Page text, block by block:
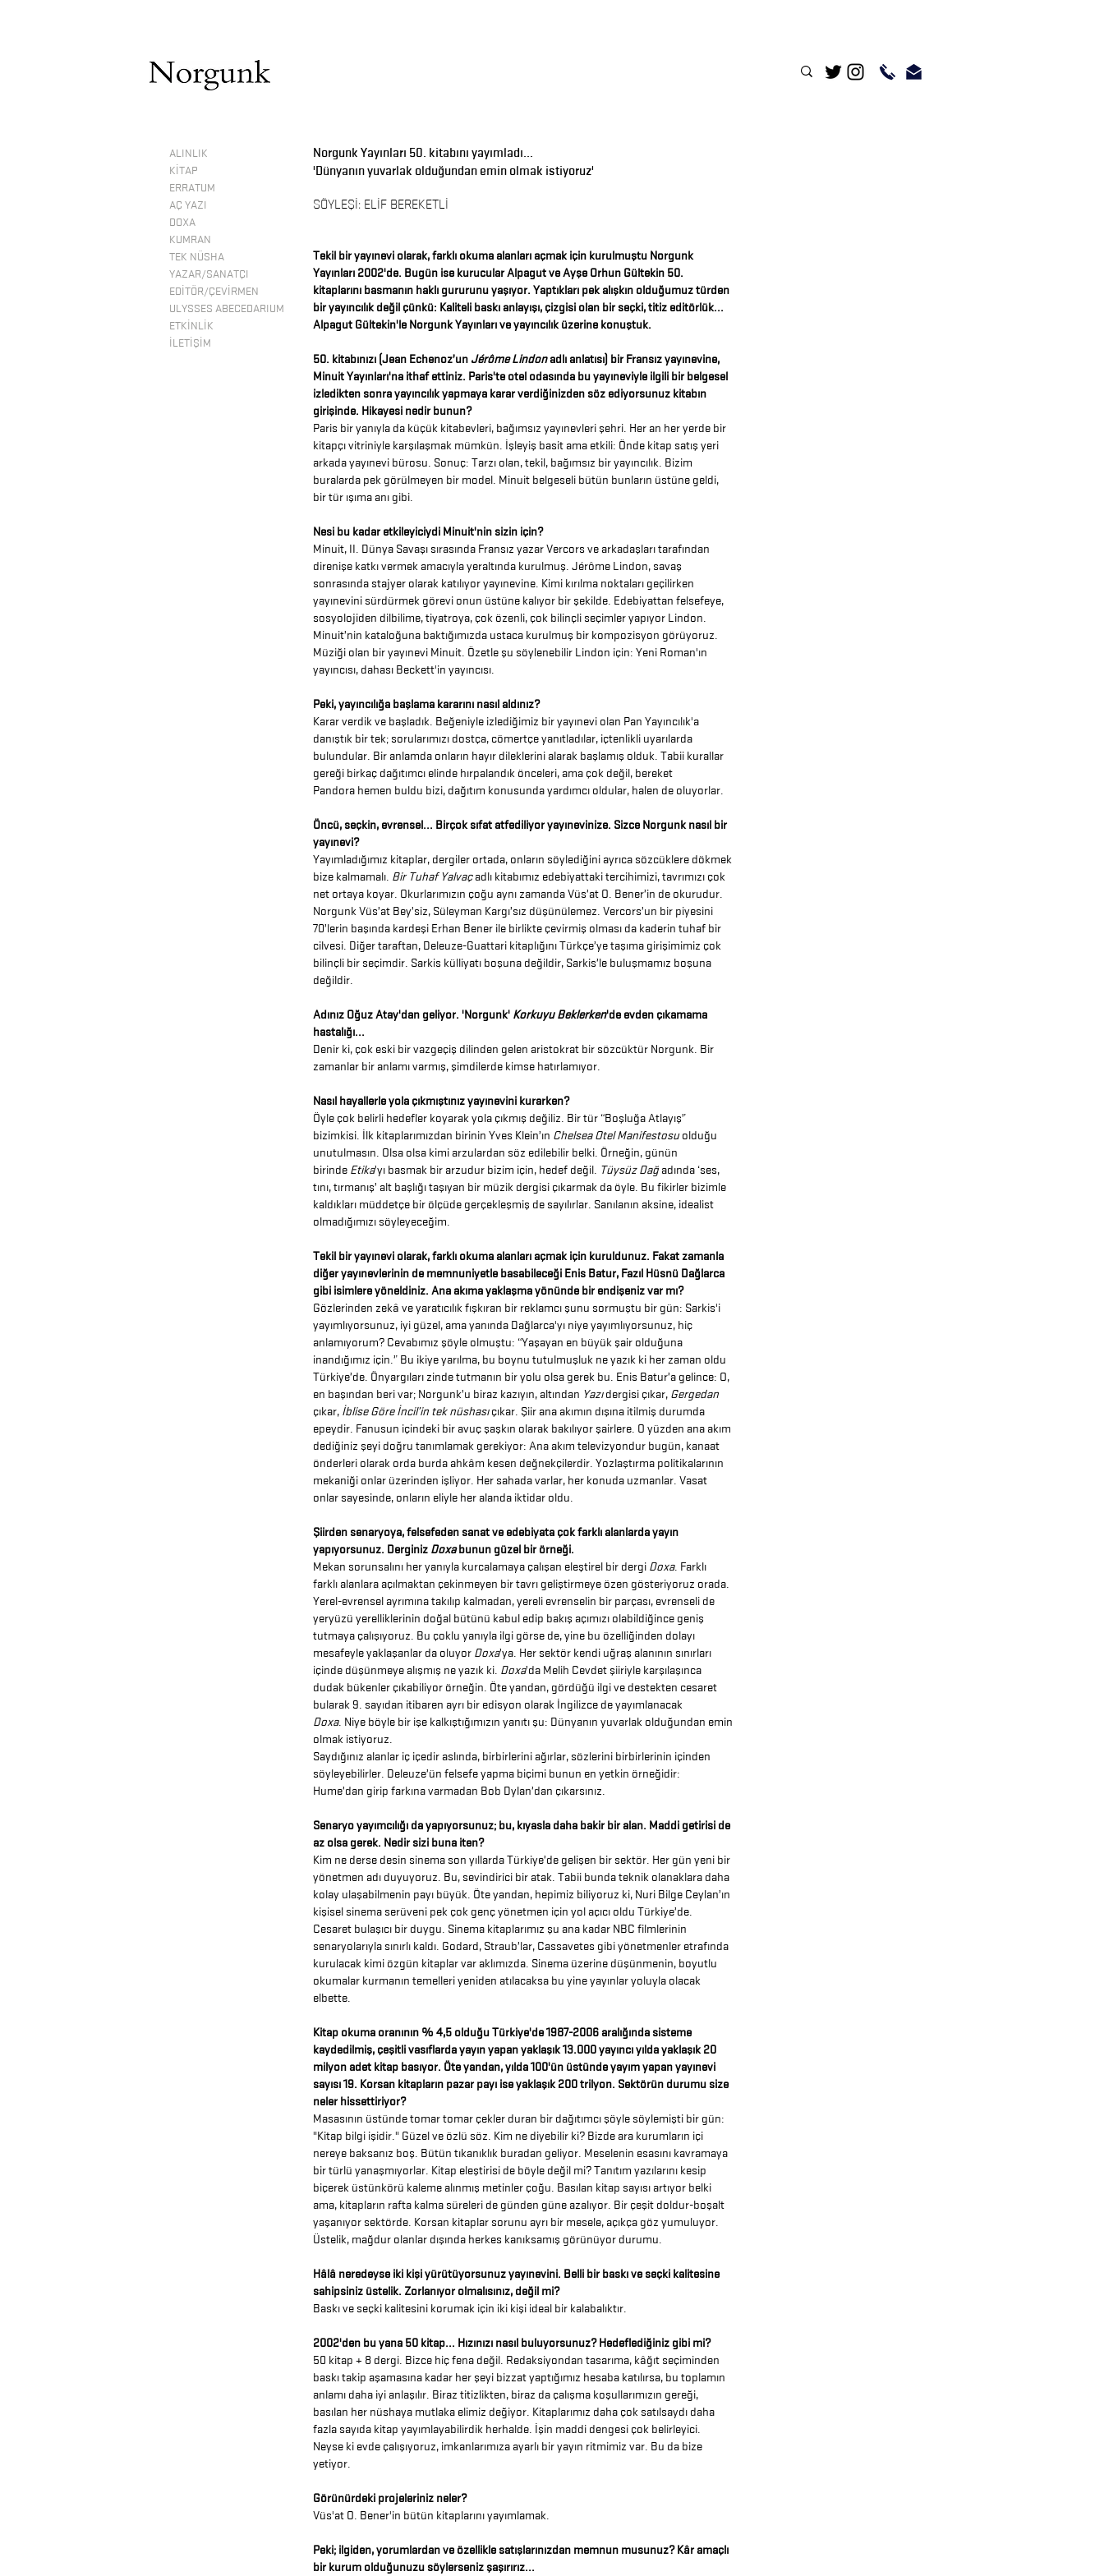
Norgunk Yayınları 50. kitabını yayımladı...
'Dünyanın yuvarlak olduğundan emin olmak istiyoruz'
SÖYLEŞİ: ELİF BEREKETLİ
Tekil bir yayınevi olarak, farklı okuma alanları açmak için kurulmuştu Norgunk
Yayınları 2002'de. Bugün ise kurucular Alpagut ve Ayşe Orhun Gültekin 50.
kitaplarını basmanın haklı gururunu yaşıyor. Yaptıkları pek alışkın olduğumuz türden
bir yayıncılık değil çünkü: Kaliteli baskı anlayışı, çizgisi olan bir seçki, titiz editörlük...
Alpagut Gültekin'le Norgunk Yayınları ve yayıncılık üzerine konuştuk.
50. kitabınızı (Jean Echenoz’un Jérôme Lindonadlı anlatısı) bir Fransız yayınevine,
Minuit Yayınları'na ithaf ettiniz. Paris'te otel odasında bu yayıneviyle ilgili bir belgesel
izledikten sonra yayıncılık yapmaya karar verdiğinizden söz ediyorsunuz kitabın
girişinde. Hikayesi nedir bunun?
Paris bir yanıyla da küçük kitabevleri, bağımsız yayınevleri şehri. Her an her yerde bir
kitapçı vitriniyle karşılaşmak mümkün. İşleyiş basit ama etkili: Önde kitap satış yeri
arkada yayınevi bürosu. Sonuç: Tarzı olan, tekil, bağımsız bir yayıncılık. Bizim
buralarda pek görülmeyen bir model. Minuit belgeseli bütün bunların üstüne geldi,
bir tür ışıma anı gibi.
Nesi bu kadar etkileyiciydi Minuit'nin sizin için?
Minuit, II. Dünya Savaşı sırasında Fransız yazar Vercors ve arkadaşları tarafından
direnişe katkı vermek amacıyla yeraltında kurulmuş. Jérôme Lindon, savaş
sonrasında stajyer olarak katılıyor yayınevine. Kimi kırılma noktaları geçilirken
yayınevini sürdürmek görevi onun üstüne kalıyor bir şekilde. Edebiyattan felsefeye,
sosyolojiden dilbilime, tiyatroya, çok özenli, çok bilinçli seçimler yapıyor Lindon.
Minuit’nin kataloğuna baktığımızda ustaca kurulmuş bir kompozisyon görüyoruz.
Müziği olan bir yayınevi Minuit. Özetle şu söylenebilir Lindon için: Yeni Roman'ın
yayıncısı, dahası Beckett'in yayıncısı.
Peki, yayıncılığa başlama kararını nasıl aldınız?
Karar verdik ve başladık. Beğeniyle izlediğimiz bir yayınevi olan Pan Yayıncılık'a
danıştık bir tek; sorularımızı dostça, cömertçe yanıtladılar, içtenlikli uyarılarda
bulundular. Bir anlamda onların hayır dileklerini alarak başlamış olduk. Tabii kurallar
gereği birkaç dağıtımcı elinde hırpalandık önceleri, ama çok değil, bereket
Pandora hemen buldu bizi, dağıtım konusunda yardımcı oldular, halen de oluyorlar.
Öncü, seçkin, evrensel... Birçok sıfat atfediliyor yayınevinize. Sizce Norgunk nasıl bir
yayınevi?
Yayımladığımız kitaplar, dergiler ortada, onların söylediğini ayrıca sözcüklere dökmek
bize kalmamalı. Bir Tuhaf Yalvaçadlı kitabımız edebiyattaki tercihimizi, tavrımızı çok
net ortaya koyar. Okurlarımızın çoğu aynı zamanda Vüs’at O. Bener’in de okurudur.
Norgunk Vüs’at Bey’siz, Süleyman Kargı’sız düşünülemez. Vercors’un bir piyesini
70’lerin başında kardeşi Erhan Bener ile birlikte çevirmiş olması da kaderin tuhaf bir
cilvesi. Diğer taraftan, Deleuze-Guattari kitaplığını Türkçe’ye taşıma girişimimiz çok
bilinçli bir seçimdir. Sarkis külliyatı boşuna değildir, Sarkis’le buluşmamız boşuna
değildir.
Adınız Oğuz Atay'dan geliyor. 'Norgunk' Korkuyu Beklerken'de evden çıkamama
hastalığı...
Denir ki, çok eski bir vazgeçiş dilinden gelen aristokrat bir sözcüktür Norgunk. Bir
zamanlar bir anlamı varmış, şimdilerde kimse hatırlamıyor.
Nasıl hayallerle yola çıkmıştınız yayınevini kurarken?
Öyle çok belirli hedefler koyarak yola çıkmış değiliz. Bir tür “Boşluğa Atlayış”
bizimkisi. İlk kitaplarımızdan birinin Yves Klein’ın Chelsea Otel Manifestosuolduğu
unutulmasın. Olsa olsa kimi arzulardan söz edilebilir belki. Örneğin, günün
birinde Etika’yı basmak bir arzudur bizim için, hedef değil. Tüysüz Dağ adında ‘ses,
tını, tırmanış’ alt başlığı taşıyan bir müzik dergisi çıkarmak da öyle. Bu fikirler bizimle
kaldıkları müddetçe bir ölçüde gerçekleşmiş de sayılırlar. Sanılanın aksine, idealist
olmadığımızı söyleyeceğim.
Tekil bir yayınevi olarak, farklı okuma alanları açmak için kuruldunuz. Fakat zamanla
diğer yayınevlerinin de memnuniyetle basabileceği Enis Batur, Fazıl Hüsnü Dağlarca
gibi isimlere yöneldiniz. Ana akıma yaklaşma yönünde bir endişeniz var mı?
Gözlerinden zekâ ve yaratıcılık fışkıran bir reklamcı şunu sormuştu bir gün: Sarkis'i
yayımlıyorsunuz, iyi güzel, ama yanında Dağlarca'yı niye yayımlıyorsunuz, hiç
anlamıyorum? Cevabımız şöyle olmuştu: “Yaşayan en büyük şair olduğuna
inandığımız için.” Bu ikiye yarılma, bu boynu tutulmuşluk ne yazık ki her zaman oldu
Türkiye’de. Önyargıları zinde tutmanın bir yolu olsa gerek bu. Enis Batur’a gelince: O,
en başından beri var; Norgunk’u biraz kazıyın, altından Yazıdergisi çıkar, Gergedan
çıkar, İblise Göre İncil’in tek nüshasıçıkar. Şiir ana akımın dışına itilmiş durumda
epeydir. Fanusun içindeki bir avuç şaşkın olarak bakılıyor şairlere. O yüzden ana akım
dediğiniz şeyi doğru tanımlamak gerekiyor: Ana akım televizyondur bugün, kanaat
önderleri olarak orda burda ahkâm kesen değnekçilerdir. Yozlaştırma politikalarının
mekaniği onlar üzerinden işliyor. Her sahada varlar, her konuda uzmanlar. Vasat
onlar sayesinde, onların eliyle her alanda iktidar oldu.
Şiirden senaryoya, felsefeden sanat ve edebiyata çok farklı alanlarda yayın
yapıyorsunuz. Derginiz Doxabunun güzel bir örneği.
Mekan sorunsalını her yanıyla kurcalamaya çalışan eleştirel bir dergi Doxa. Farklı
farklı alanlara açılmaktan çekinmeyen bir tavrı geliştirmeye özen gösteriyoruz orada.
Yerel-evrensel ayrımına takılıp kalmadan, yereli evrenselin bir parçası, evrenseli de
yeryüzü yerelliklerinin doğal bütünü kabul edip bakış açımızı olabildiğince geniş
tutmaya çalışıyoruz. Bu çoklu yanıyla ilgi görse de, yine bu özelliğinden dolayı
mesafeyle yaklaşanlar da oluyor Doxa’ya. Her sektör kendi uğraş alanının sınırları
içinde düşünmeye alışmış ne yazık ki. Doxa’da Melih Cevdet şiiriyle karşılaşınca
dudak bükenler çıkabiliyor örneğin. Öte yandan, gördüğü ilgi ve destekten cesaret
bularak 9. sayıdan itibaren ayrı bir edisyon olarak İngilizce de yayımlanacak
Doxa. Niye böyle bir işe kalkıştığımızın yanıtı şu: Dünyanın yuvarlak olduğundan emin
olmak istiyoruz.
Saydığınız alanlar iç içedir aslında, birbirlerini ağırlar, sözlerini birbirlerinin içinden
söyleyebilirler. Deleuze’ün felsefe yapma biçimi bunun en yetkin örneğidir:
Hume’dan girip farkına varmadan Bob Dylan’dan çıkarsınız.
Senaryo yayımcılığı da yapıyorsunuz; bu, kıyasla daha bakir bir alan. Maddi getirisi de
az olsa gerek. Nedir sizi buna iten?
Kim ne derse desin sinema son yıllarda Türkiye’de gelişen bir sektör. Her gün yeni bir
yönetmen adı duyuyoruz. Bu, sevindirici bir atak. Tabii bunda teknik olanaklara daha
kolay ulaşabilmenin payı büyük. Öte yandan, hepimiz biliyoruz ki, Nuri Bilge Ceylan’ın
kişisel sinema serüveni pek çok genç yönetmen için yol açıcı oldu Türkiye’de.
Cesaret bulaşıcı bir duygu. Sinema kitaplarımız şu ana kadar NBC filmlerinin
senaryolarıyla sınırlı kaldı. Godard, Straub’lar, Cassavetes gibi yönetmenler etrafında
kurulacak kimi özgün kitaplar var aklımızda. Sinema üzerine düşünmenin, boyutlu
okumalar kurmanın temelleri yeniden atılacaksa bu yine yayınlar yoluyla olacak
elbette.
Kitap okuma oranının % 4,5 olduğu Türkiye'de 1987-2006 aralığında sisteme
kaydedilmiş, çeşitli vasıflarda yayın yapan yaklaşık 13.000 yayıncı yılda yaklaşık 20
milyon adet kitap basıyor. Öte yandan, yılda 100'ün üstünde yayım yapan yayınevi
sayısı 19. Korsan kitapların pazar payı ise yaklaşık 200 trilyon. Sektörün durumu size
neler hissettiriyor?
Masasının üstünde tomar tomar çekler duran bir dağıtımcı şöyle söylemişti bir gün:
"Kitap bilgi işidir." Güzel ve özlü söz. Kim ne diyebilir ki? Bizde ara kurumların içi
nereye baksanız boş. Bütün tıkanıklık buradan geliyor. Meselenin esasını kavramaya
bir türlü yanaşmıyorlar. Kitap eleştirisi de böyle değil mi? Tanıtım yazılarını kesip
biçerek üstünkörü kaleme alınmış metinler çoğu. Basılan kitap sayısı artıyor belki
ama, kitapların rafta kalma süreleri de günden güne azalıyor. Bir çeşit doldur-boşalt
yaşanıyor sektörde. Korsan kitaplar sorunu ayrı bir mesele, açıkça göz yumuluyor.
Üstelik, mağdur olanlar dışında herkes kanıksamış görünüyor durumu.
Hâlâ neredeyse iki kişi yürütüyorsunuz yayınevini. Belli bir baskı ve seçki kalitesine
sahipsiniz üstelik. Zorlanıyor olmalısınız, değil mi?
Baskı ve seçki kalitesini korumak için iki kişi ideal bir kalabalıktır.
2002'den bu yana 50 kitap... Hızınızı nasıl buluyorsunuz? Hedeflediğiniz gibi mi?
50 kitap + 8 dergi. Bizce hiç fena değil. Redaksiyondan tasarıma, kâğıt seçiminden
baskı takip aşamasına kadar her şeyi bizzat yaptığımız hesaba katılırsa, bu toplamın
anlamı daha iyi anlaşılır. Biraz titizlikten, biraz da çalışma koşullarımızın gereği,
basılan her nüshaya mutlaka elimiz değiyor. Kitaplarımız daha çok satılsaydı daha
fazla sayıda kitap yayımlayabilirdik herhalde. İşin maddi dengesi çok belirleyici.
Neyse ki evde çalışıyoruz, imkanlarımıza ayarlı bir yayın ritmimiz var. Bu da bize
yetiyor.
Görünürdeki projeleriniz neler?
Vüs'at O. Bener'in bütün kitaplarını yayımlamak.
Peki; ilgiden, yorumlardan ve özellikle satışlarınızdan memnun musunuz? Kâr amaçlı
bir kurum olduğunuzu söylerseniz şaşırırız...
ALINLIK
KİTAP
ERRATUM
AÇ YAZI
DOXA
KUMRAN
TEK NÜSHA
YAZAR/SANATÇI
EDİTÖR/ÇEVİRMEN
ULYSSES ABECEDARIUM
ETKİNLİK
İLETİŞİM